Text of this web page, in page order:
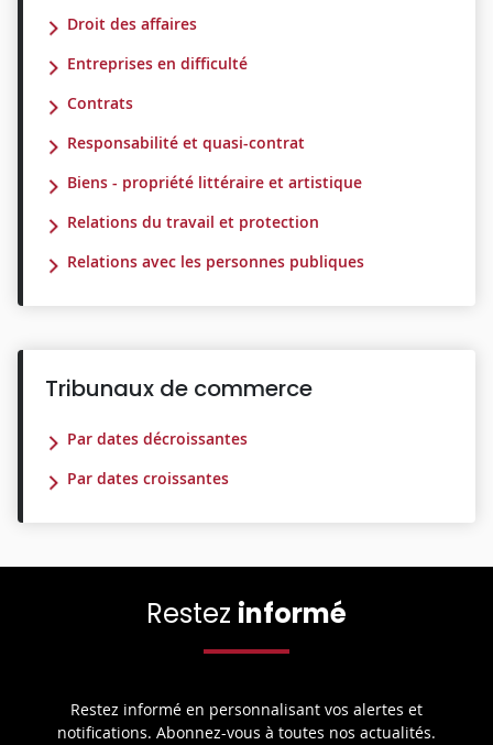
Droit des affaires
Entreprises en difficulté
Contrats
Responsabilité et quasi-contrat
Biens - propriété littéraire et artistique
Relations du travail et protection
Relations avec les personnes publiques
Tribunaux de commerce
Par dates décroissantes
Par dates croissantes
Restez informé
Restez informé en personnalisant vos alertes et
notifications. Abonnez-vous à toutes nos actualités.